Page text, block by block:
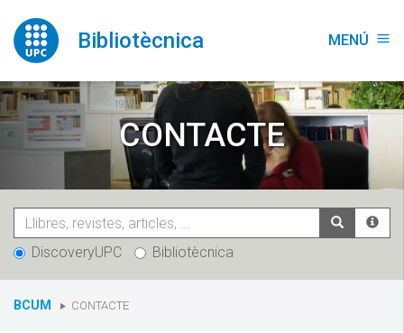
contingut
Bibliotècnica MENÚ menu
CONTACTE
DiscoveryUPC Bibliotècnica
You
BCUM CONTACTE